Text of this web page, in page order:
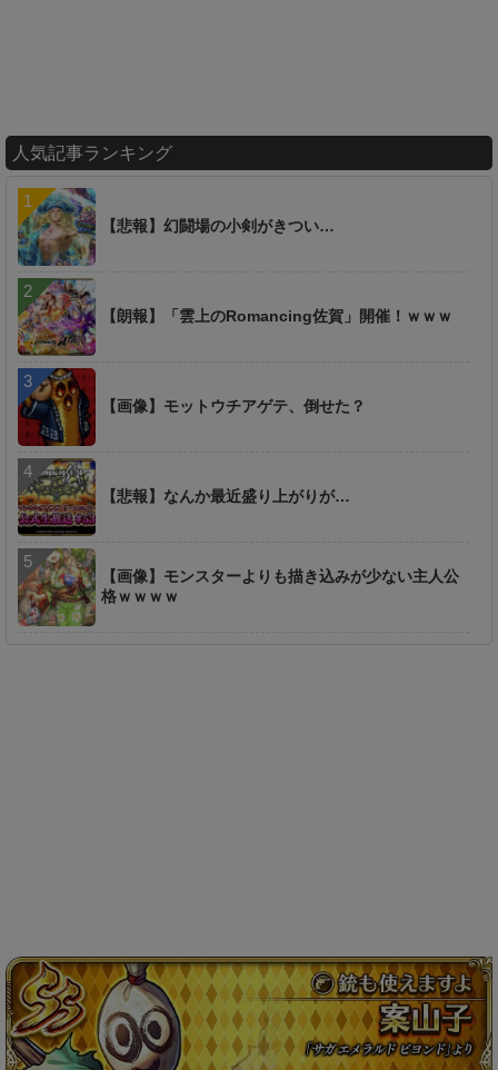
人気記事ランキング
【悲報】幻闘場の小剣がきつい…
【朗報】「雲上のRomancing佐賀」開催！ｗｗｗ
【画像】モットウチアゲテ、倒せた？
【悲報】なんか最近盛り上がりが…
【画像】モンスターよりも描き込みが少ない主人公
格ｗｗｗｗ